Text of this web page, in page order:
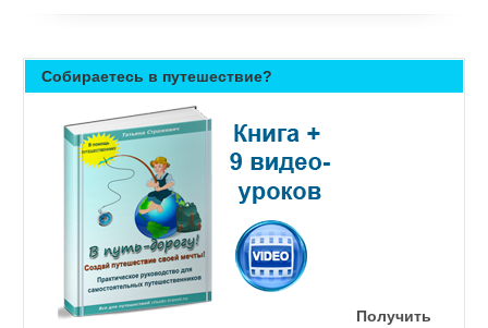
Собираетесь в путешествие?
Получить